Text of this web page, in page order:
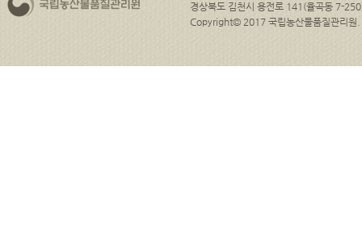
경상북도 김천시 용전로 141(율곡동 7-
Copyright© 2017 국립농산물품질관리원